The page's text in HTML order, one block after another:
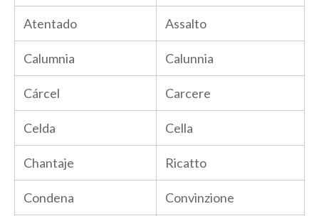
Atentado Assalto
Calumnia Calunnia
Cárcel Carcere
Celda Cella
Chantaje Ricatto
Condena Convinzione